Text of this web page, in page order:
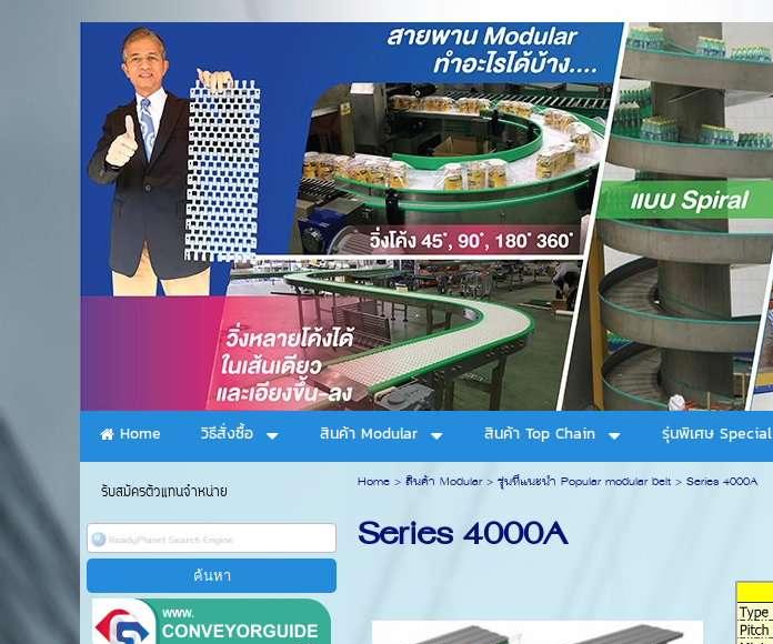
Home วิธีสั่งซื้อ สินค้า Modular สินค้า Top Chain รุ่นพิเศษ Special
รับสมัครตัวแทนจำหน่าย Home> สินค้า Modular> รุ่นที่แนะนำ Popular modular belt> Series 4000A
Series 4000A